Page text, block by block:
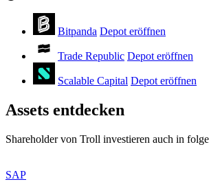
Bitpanda Depot eröffnen
Trade Republic Depot eröffnen
Scalable Capital Depot eröffnen
Assets entdecken
Shareholder von Troll investieren auch in
SAP